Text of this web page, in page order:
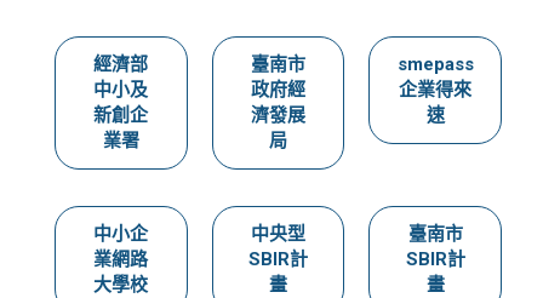
經濟部
中小及
新創企
業署
臺南市
政府經
濟發展
局
smepass
企業得來
速
中小企
業網路
大學校
中央型
SBIR計
畫
臺南市
SBIR計
畫